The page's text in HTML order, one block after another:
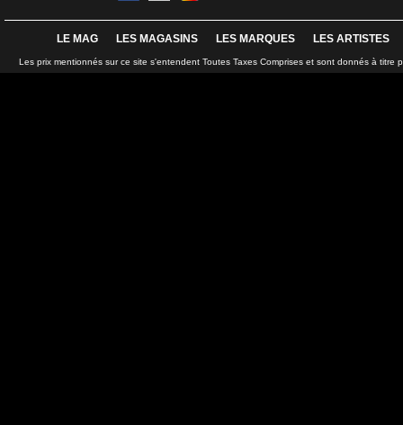
LE MAG LES MAGASINS LES MARQUES LES ARTISTES
Les prix mentionnés sur ce site s'entendent Toutes Taxes Comprises et sont donnés à